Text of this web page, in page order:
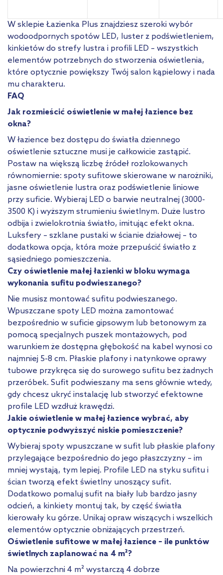
W sklepie Łazienka Plus znajdziesz szeroki wybór
wodoodpornych spotów LED, luster z podświetleniem,
kinkietów do strefy lustra i profili LED – wszystkich
elementów potrzebnych do stworzenia oświetlenia,
które optycznie powiększy Twój salon kąpielowy i nada
mu charakteru.
FAQ
Jak rozmieścić oświetlenie w małej łazience bez
okna?
W łazience bez dostępu do światła dziennego
oświetlenie sztuczne musi je całkowicie zastąpić.
Postaw na większą liczbę źródeł rozlokowanych
równomiernie: spoty sufitowe skierowane w narożniki,
jasne oświetlenie lustra oraz podświetlenie liniowe
przy suficie. Wybieraj LED o barwie neutralnej (3000-
3500 K) i wyższym strumieniu świetlnym. Duże lustro
odbija i zwielokrotnia światło, imitując efekt okna.
Luksfery – szklane pustaki w ścianie działowej – to
dodatkowa opcja, która może przepuścić światło z
sąsiedniego pomieszczenia.
Czy oświetlenie małej łazienki w bloku wymaga
wykonania sufitu podwieszanego?
Nie musisz montować sufitu podwieszanego.
Wpuszczane spoty LED można zamontować
bezpośrednio w suficie gipsowym lub betonowym za
pomocą specjalnych puszek montażowych, pod
warunkiem że dostępna głębokość na kabel wynosi co
najmniej 5-8 cm. Płaskie plafony i natynkowe oprawy
tubowe przykręca się do surowego sufitu bez żadnych
przeróbek. Sufit podwieszany ma sens głównie wtedy,
gdy chcesz ukryć instalację lub stworzyć efektowne
profile LED wzdłuż krawędzi.
Jakie oświetlenie w małej łazience wybrać, aby
optycznie podwyższyć niskie pomieszczenie?
Wybieraj spoty wpuszczane w sufit lub płaskie plafony
przylegające bezpośrednio do jego płaszczyzny – im
mniej wystają, tym lepiej. Profile LED na styku sufitu i
ścian tworzą efekt świetlny unoszący sufit.
Dodatkowo pomaluj sufit na biały lub bardzo jasny
odcień, a kinkiety montuj tak, by część światła
kierowały ku górze. Unikaj opraw wiszących i wszelkich
elementów optycznie obniżających przestrzeń.
Oświetlenie sufitowe w małej łazience – ile punktów
świetlnych zaplanować na 4 m²?
Na powierzchni 4 m² wystarczą 4 dobrze